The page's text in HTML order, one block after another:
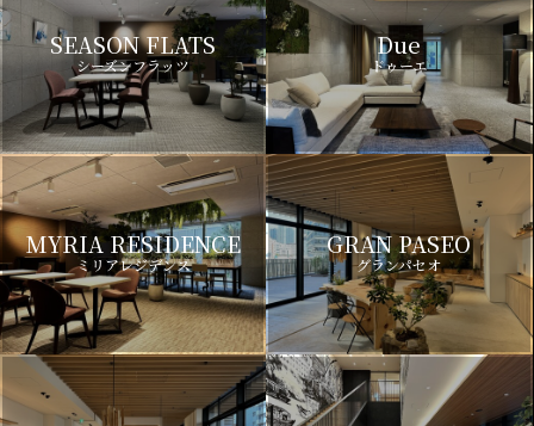
SEASON FLATS
シーズンフラッツ
Due
ドゥーエ
MYRIA RESIDENCE
ミリアレジデンス
GRAN PASEO
グランパセオ